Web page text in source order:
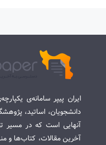
ایران پیپر سامانه‌ی
دانشجویان، اساتید،
آنهایی است که در مسیر
آخرین مقالات، کتاب‌ها و